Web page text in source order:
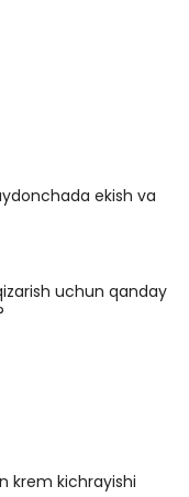
ekish va
uchun qanday
krem ​​kichrayishi